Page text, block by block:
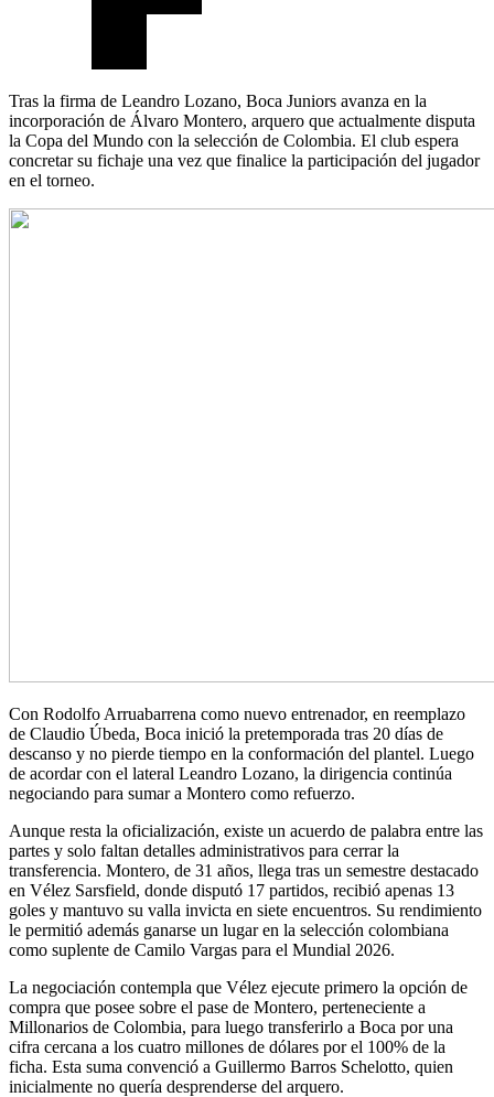
Tras la firma de Leandro Lozano, Boca Juniors avanza en la
incorporación de Álvaro Montero, arquero que actualmente disputa
la Copa del Mundo con la selección de Colombia. El club espera
concretar su fichaje una vez que finalice la participación del jugador
en el torneo.
Con Rodolfo Arruabarrena como nuevo entrenador, en reemplazo
de Claudio Úbeda, Boca inició la pretemporada tras 20 días de
descanso y no pierde tiempo en la conformación del plantel. Luego
de acordar con el lateral Leandro Lozano, la dirigencia continúa
negociando para sumar a Montero como refuerzo.
Aunque resta la oficialización, existe un acuerdo de palabra entre las
partes y solo faltan detalles administrativos para cerrar la
transferencia. Montero, de 31 años, llega tras un semestre destacado
en Vélez Sarsfield, donde disputó 17 partidos, recibió apenas 13
goles y mantuvo su valla invicta en siete encuentros. Su rendimiento
le permitió además ganarse un lugar en la selección colombiana
como suplente de Camilo Vargas para el Mundial 2026.
La negociación contempla que Vélez ejecute primero la opción de
compra que posee sobre el pase de Montero, perteneciente a
Millonarios de Colombia, para luego transferirlo a Boca por una
cifra cercana a los cuatro millones de dólares por el 100% de la
ficha. Esta suma convenció a Guillermo Barros Schelotto, quien
inicialmente no quería desprenderse del arquero.